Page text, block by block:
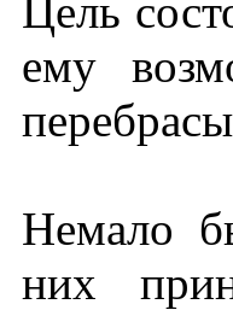
Цель
ему
Немало
них